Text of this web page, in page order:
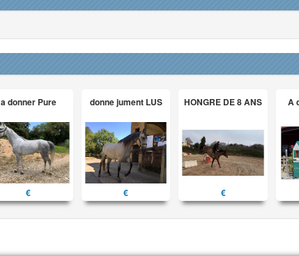
a donner Pure
€
donne jument LUS
€
HONGRE DE 8 ANS
€
A